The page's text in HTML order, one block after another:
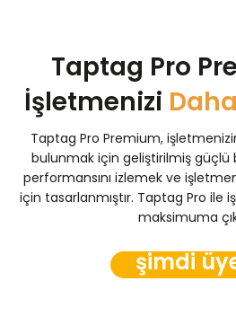
Taptag Pro
İşletmenizi
Taptag Pro Premium,
bulunmak için geliştirilmiş güçlü
performansını izlemek ve
için tasarlanmıştır. Taptag Pro ile
maksimuma
şimdi